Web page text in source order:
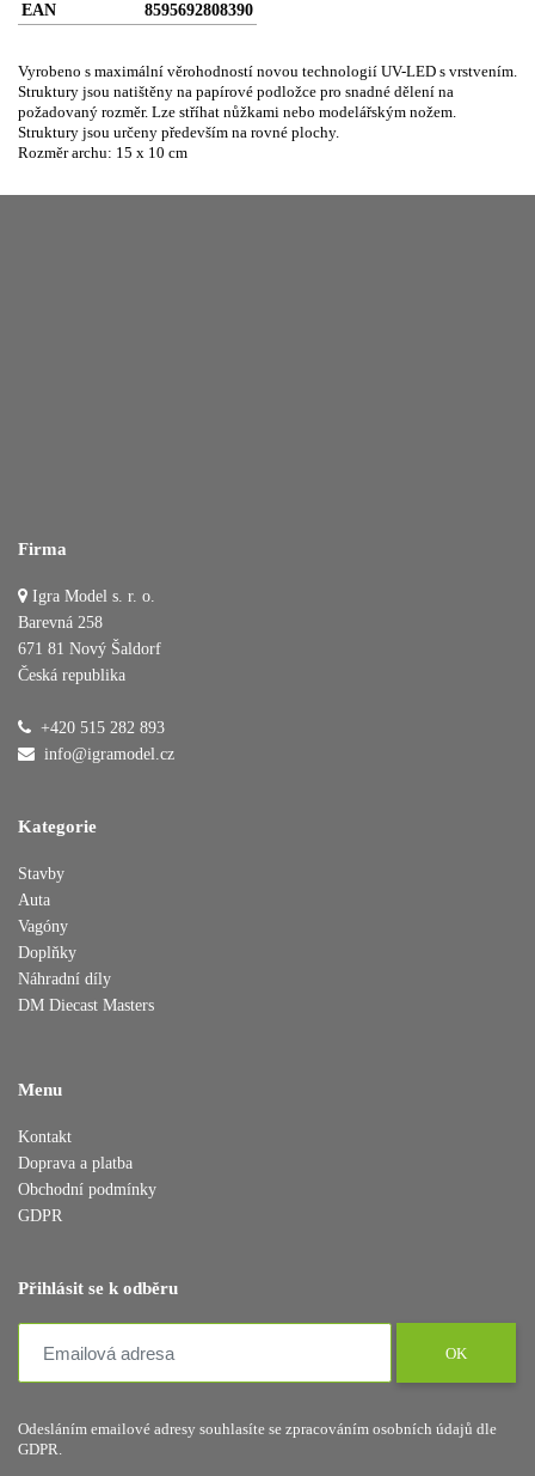
EAN
8595692808390
Vyrobeno s maximální věrohodností novou technologií UV-LED s vrstvením.
Struktury jsou natištěny na papírové podložce pro snadné dělení na
požadovaný rozměr. Lze stříhat nůžkami nebo modelářským nožem.
Struktury jsou určeny především na rovné plochy.
Rozměr archu: 15 x 10 cm
Firma
Igra Model s. r. o.
Barevná 258
671 81 Nový Šaldorf
Česká republika
+420 515 282 893
info@igramodel.cz
Kategorie
Stavby
Auta
Vagóny
Doplňky
Náhradní díly
DM Diecast Masters
Menu
Kontakt
Doprava a platba
Obchodní podmínky
GDPR
Přihlásit se k odběru
OK
Odesláním emailové adresy souhlasíte se zpracováním osobních údajů dle
GDPR.